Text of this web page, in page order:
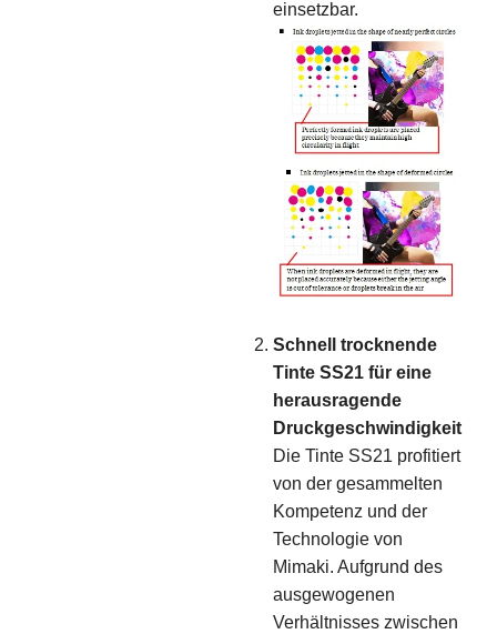
einsetzbar.
Schnell trocknende
Tinte SS21 für eine
herausragende
Druckgeschwindigkeit
Die Tinte SS21 profitiert
von der gesammelten
Kompetenz und der
Technologie von
Mimaki. Aufgrund des
ausgewogenen
Verhältnisses zwischen